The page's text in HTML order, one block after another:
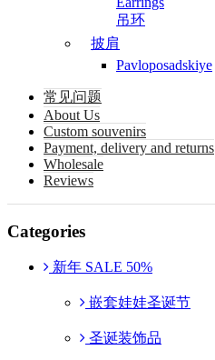
吊环
披肩
Pavloposadskiye
常见问题
About Us
Custom souvenirs
Payment, delivery and returns
Wholesale
Reviews
Categories
新年 SALE 50%
嵌套娃娃圣诞节
圣诞装饰品